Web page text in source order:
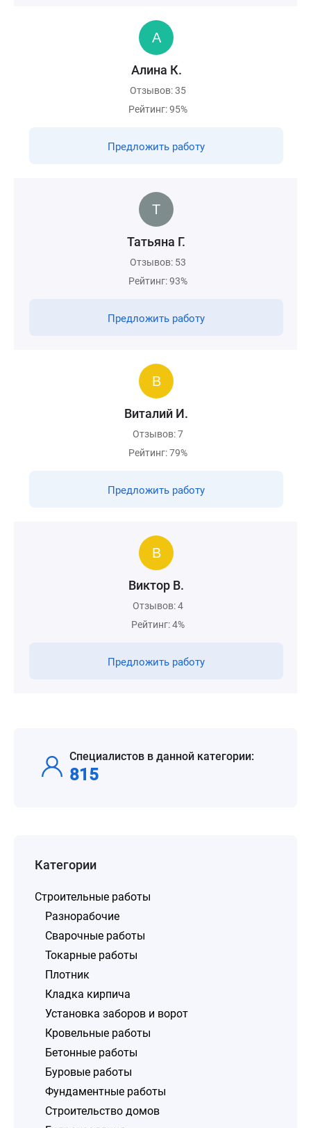
Алина К.
Отзывов: 35
Рейтинг: 95%
Предложить работу
Татьяна Г.
Отзывов: 53
Рейтинг: 93%
Предложить работу
Виталий И.
Отзывов: 7
Рейтинг: 79%
Предложить работу
Виктор В.
Отзывов: 4
Рейтинг: 4%
Предложить работу
Специалистов в данной категории:
815
Категории
Строительные работы
Разнорабочие
Сварочные работы
Токарные работы
Плотник
Кладка кирпича
Установка заборов и ворот
Кровельные работы
Бетонные работы
Буровые работы
Фундаментные работы
Строительство домов